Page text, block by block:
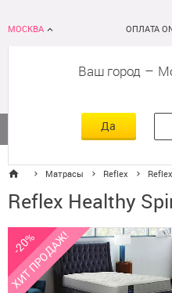
МОСКВА
Ваш город –
Да
ОПЛАТА
Кровати
Матрасы Reflex
Reflex Healthy
-20%
ХИТ ПРОДАЖ!